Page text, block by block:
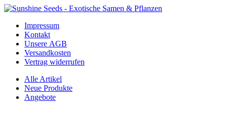
Impressum
Kontakt
Unsere AGB
Versandkosten
Vertrag widerrufen
Alle Artikel
Neue Produkte
Angebote